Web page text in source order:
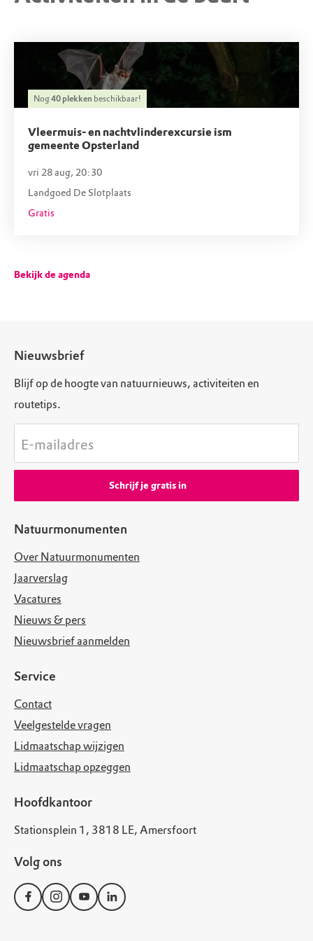
Nog40 plekken beschikbaar!
Vleermuis- en nachtvlinderexcursie ism
gemeente Opsterland
vri 28 aug, 20:30
Landgoed De Slotplaats
Gratis
Bekijk de agenda
Natuurmonumenten
Over Natuurmonumenten
Jaarverslag
Vacatures
Nieuws & pers
Nieuwsbrief aanmelden
Service
Contact
Veelgestelde vragen
Lidmaatschap wijzigen
Lidmaatschap opzeggen
Hoofdkantoor
Stationsplein 1, 3818 LE, Amersfoort
Volg ons
Nieuwsbrief
Blijf op de hoogte van natuurnieuws, activiteiten en
routetips.
E-mailadres
Schrijf je gratis in